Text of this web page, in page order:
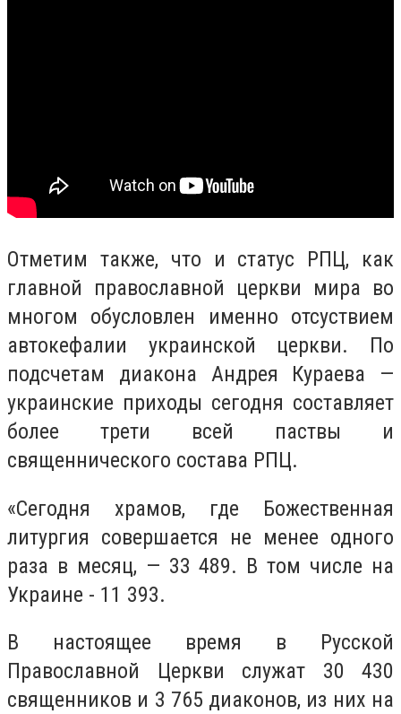
Отметим также, что и статус РПЦ, как
главной православной церкви мира во
многом обусловлен именно отсуствием
автокефалии украинской церкви. По
подсчетам диакона Андрея Кураева —
украинские приходы сегодня составляет
более трети всей паствы и
священнического состава РПЦ.
«Сегодня храмов, где Божественная
литургия совершается не менее одного
раза в месяц, — 33 489. В том числе на
Украине - 11 393.
В настоящее время в Русской
Православной Церкви служат 30 430
священников и 3 765 диаконов, из них на